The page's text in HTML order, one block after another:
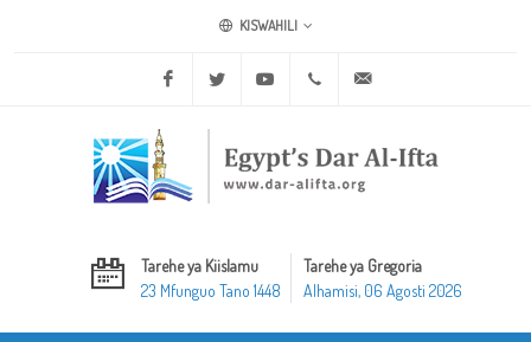
KISWAHILI
Facebook Twitter Youtube +20 2 25970400
Tarehe ya Kiislamu
23 Mfunguo Tano 1448
Tarehe ya Gregoria
Alhamisi, 06 Agosti 2026